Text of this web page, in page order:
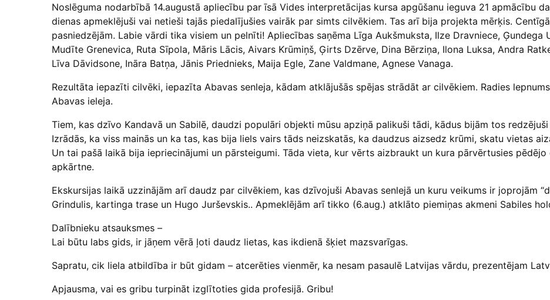
Noslēguma nodarbībā 14.augustā apliecību par īsā Vides interpretācijas kursa apgūšanu ieguva 21 apmācību
dienas apmeklējuši vai netieši tajās piedalījušies vairāk par simts cilvēkiem. Tas arī bija projekta mērķis.
pasniedzējām. Labie vārdi tika visiem un pelnīti! Apliecības saņēma Līga Aukšmuksta, Ilze Dravniece, Ģundega
Mudīte Grenevica, Ruta Sīpola, Māris Lācis, Aivars Krūmiņš, Ģirts Dzērve, Dina Bērziņa, Ilona Luksa, Andra
Līva Dāvidsone, Ināra Batņa, Jānis Priednieks, Maija Egle, Zane Valdmane, Agnese Vanaga.
Rezultāta iepazīti cilvēki, iepazīta Abavas senleja, kādam atklājušās spējas strādāt ar cilvēkiem. Radies
Abavas ieleja.
Tiem, kas dzīvo Kandavā un Sabilē, daudzi populāri objekti mūsu apziņā palikuši tādi, kādus bijām tos
Izrādās, ka viss mainās un ka tas, kas bija liels vairs tāds neizskatās, ka daudzus aizsedz krūmi, skatu vietas
Un tai pašā laikā bija iepriecinājumi un pārsteigumi. Tāda vieta, kur vērts aizbraukt un kura pārvērtusies
apkārtne.
Ekskursijas laikā uzzinājām arī daudz par cilvēkiem, kas dzīvojuši Abavas senlejā un kuru veikums ir joprojām
Grindulis, kartinga trase un Hugo Jurševskis.. Apmeklējām arī tikko (6.aug.) atklāto piemiņas akmeni Sabiles
Dalībnieku atsauksmes –
Lai būtu labs gids, ir jāņem vērā ļoti daudz lietas, kas ikdienā šķiet mazsvarīgas.
Sapratu, cik liela atbildība ir būt gidam – atcerēties vienmēr, ka nesam pasaulē Latvijas vārdu, prezentējam
Apjausma, vai es gribu turpināt izglītoties gida profesijā. Gribu!